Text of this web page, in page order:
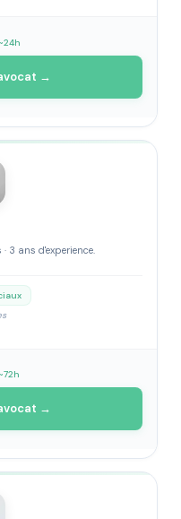
→
3 ans d'experience.
→